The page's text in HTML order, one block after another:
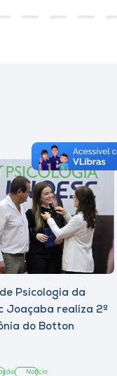
Psicologia da
Joaçaba realiza 2ª
do Botton
Notícia